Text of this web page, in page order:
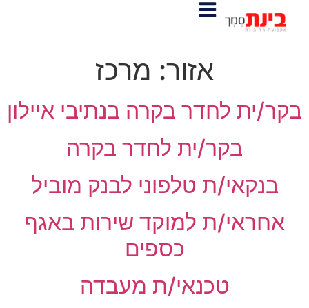
אזור: מרכז
בקר/ית לחדר בקרה בנתיבי איילון
בקר/ית לחדר בקרה
בנקאי/ת טלפוני לבנק מוביל
אחראי/ת למוקד שירות באגף
כספים
טכנאי/ת מעבדה